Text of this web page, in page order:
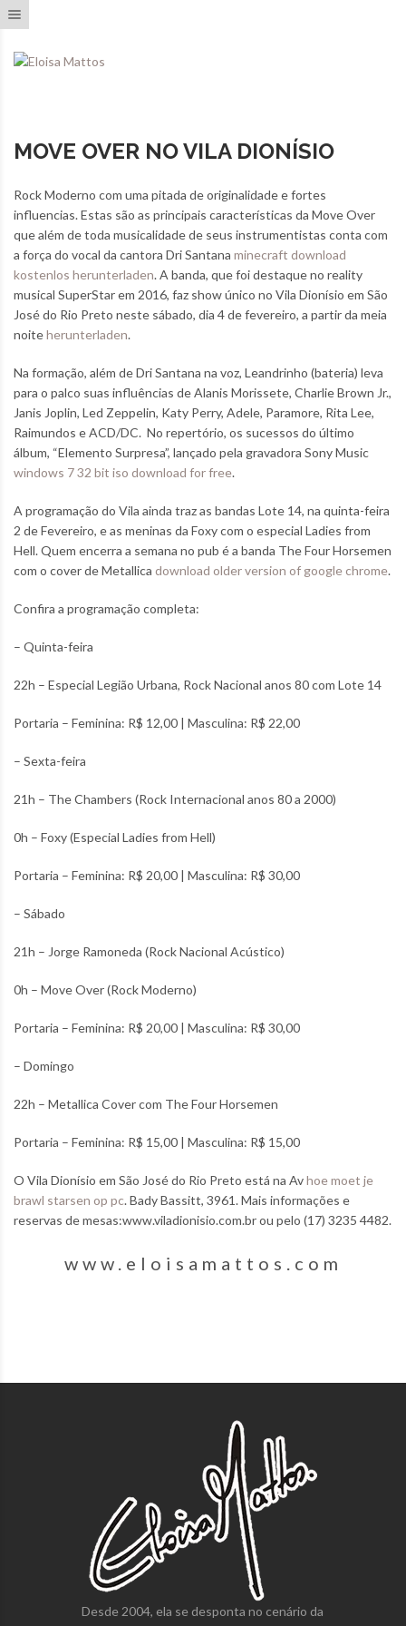
MOVE OVER NO VILA DIONÍSIO
Rock Moderno com uma pitada de originalidade e fortes
influencias. Estas são as principais características da Move Over
que além de toda musicalidade de seus instrumentistas conta com
a força do vocal da cantora Dri Santana minecraft download
kostenlos herunterladen. A banda, que foi destaque no reality
musical SuperStar em 2016, faz show único no Vila Dionísio em São
José do Rio Preto neste sábado, dia 4 de fevereiro, a partir da meia
noiteherunterladen.
Na formação, além de Dri Santana na voz, Leandrinho (bateria) leva
para o palco suas influências de Alanis Morissete, Charlie Brown Jr.,
Janis Joplin, Led Zeppelin, Katy Perry, Adele, Paramore, Rita Lee,
Raimundos e ACD/DC. No repertório, os sucessos do último
álbum, “Elemento Surpresa”, lançado pela gravadora Sony Music
windows 7 32 bit iso download for free.
A programação do Vila ainda traz as bandas Lote 14, na quinta-feira
2 de Fevereiro, e as meninas da Foxy com o especial Ladies from
Hell. Quem encerra a semana no pub é a banda The Four Horsemen
com o cover de Metallica download older version of google chrome.
Confira a programação completa:
– Quinta-feira
22h – Especial Legião Urbana, Rock Nacional anos 80 com Lote 14
Portaria – Feminina: R$ 12,00 | Masculina: R$ 22,00
– Sexta-feira
21h – The Chambers (Rock Internacional anos 80 a 2000)
0h – Foxy (Especial Ladies from Hell)
Portaria – Feminina: R$ 20,00 | Masculina: R$ 30,00
– Sábado
21h – Jorge Ramoneda (Rock Nacional Acústico)
0h – Move Over (Rock Moderno)
Portaria – Feminina: R$ 20,00 | Masculina: R$ 30,00
– Domingo
22h – Metallica Cover com The Four Horsemen
Portaria – Feminina: R$ 15,00 | Masculina: R$ 15,00
O Vila Dionísio em São José do Rio Preto está na Avhoe moet je
brawl starsen op pc. Bady Bassitt, 3961. Mais informações e
reservas de mesas:www.viladionisio.com.br ou pelo (17) 3235 4482.
www.eloisamattos.com
Desde 2004, ela se desponta no cenário da